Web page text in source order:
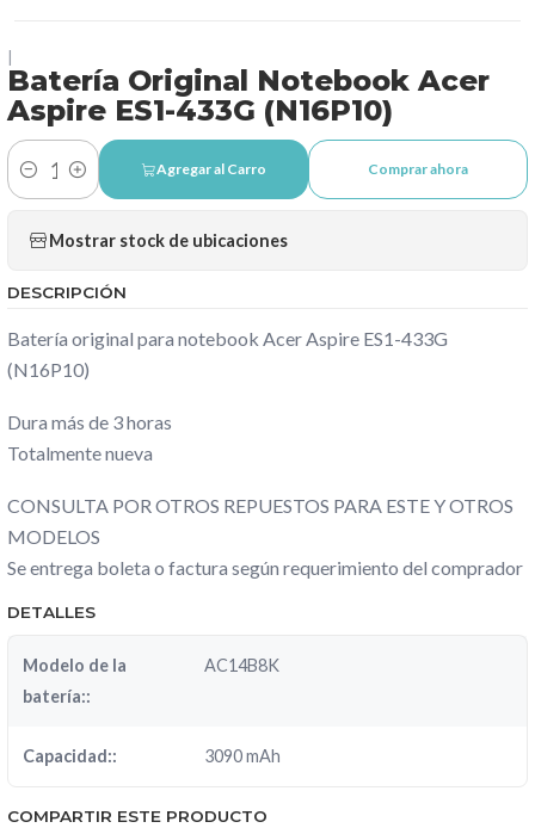
Batería Original Notebook Acer
Aspire ES1-433G (N16P10)
Cantidad
Agregar al Carro Comprar ahora
Mostrar stock de ubicaciones
DESCRIPCIÓN
Batería original para notebook Acer Aspire ES1-433G
(N16P10)
Dura más de 3 horas
Totalmente nueva
CONSULTA POR OTROS REPUESTOS PARA ESTE Y OTROS
MODELOS
Se entrega boleta o factura según requerimiento del comprador
DETALLES
Modelo de la
batería::
AC14B8K
Capacidad:: 3090 mAh
COMPARTIR ESTE PRODUCTO